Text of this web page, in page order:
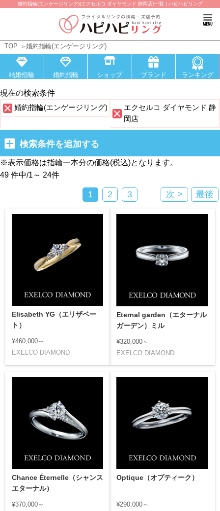
婚約指輪(エンゲージリング)(エクセルコ ダイヤモンド 静岡店)一覧 | ハピハピリング
TOP 婚約指輪(エンゲージリング)
結婚指輪 婚約指輪 ショップ ブランド ランキング
現在の検索条件
婚約指輪(エンゲージリング)
エクセルコ ダイヤモンド 静
岡店
検索条件を追加する
※表示価格は指輪一本分の価格(税込)となります。
49 件中/1～ 24件
1 2 3 次 > 最後
Elisabeth YG（エリザベー
ト）
¥460,000～
EXELCO DIAMOND
Eternal garden（エターナル
ガーデン）ミル
¥320,000～
EXELCO DIAMOND
Chance Éternelle（シャンス
エターナル）
¥370,000～
Optique（オプティーク）
¥290,000～